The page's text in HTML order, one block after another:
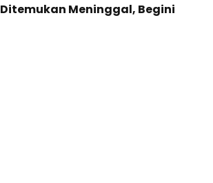
Meninggal, Begini